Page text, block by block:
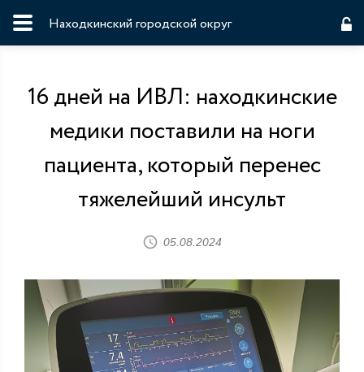
Находкинский городской округ
16 дней на ИВЛ: находкинские
медики поставили на ноги
пациента, который перенес
тяжелейший инсульт
05.08.2024